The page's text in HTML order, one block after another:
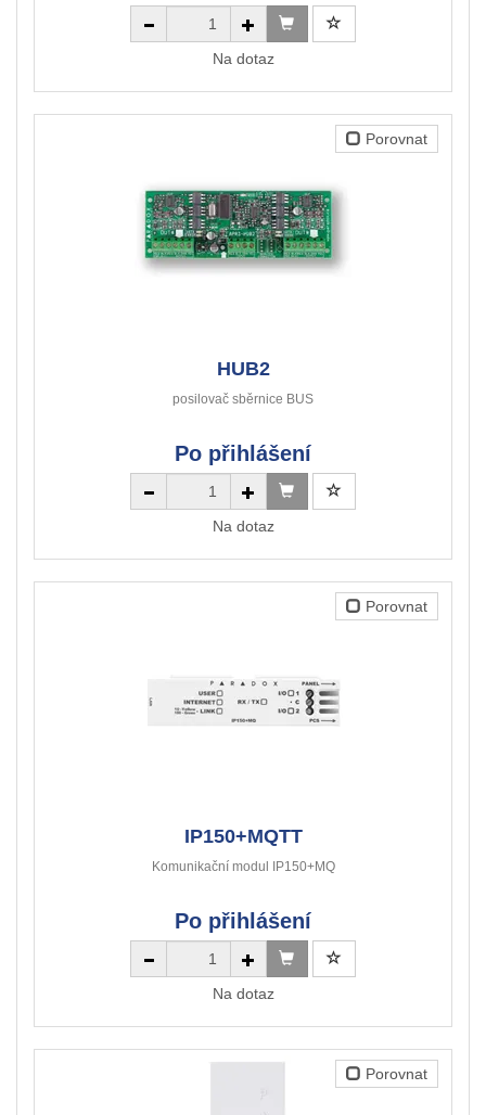
Na dotaz
Porovnat
HUB2
posilovač sběrnice BUS
Po přihlášení
Na dotaz
Porovnat
IP150+MQTT
Komunikační modul IP150+MQ
Po přihlášení
Na dotaz
Porovnat